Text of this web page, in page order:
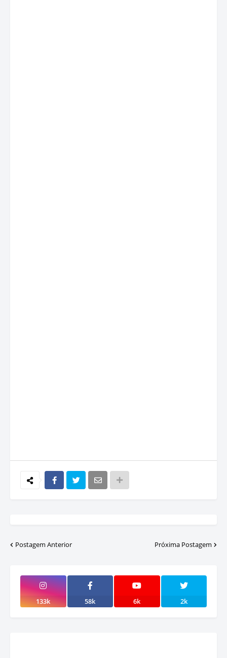
Postagem Anterior Próxima Postagem
133k 58k 6k 2k